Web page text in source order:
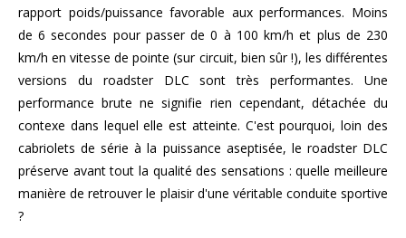
rapport poids/puissance favorable aux performances. Moins
de 6 secondes pour passer de 0 à 100 km/h et plus de 230
km/h en vitesse de pointe (sur circuit, bien sûr !), les différentes
versions du roadster DLC sont très performantes. Une
performance brute ne signifie rien cependant, détachée du
contexe dans lequel elle est atteinte. C'est pourquoi, loin des
cabriolets de série à la puissance aseptisée, le roadster DLC
préserve avant tout la qualité des sensations : quelle meilleure
manière de retrouver le plaisir d'une véritable conduite sportive
?